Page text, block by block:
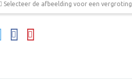
Selecteer de afbeelding voor een vergroting